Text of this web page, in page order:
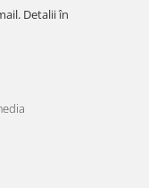
Detalii în